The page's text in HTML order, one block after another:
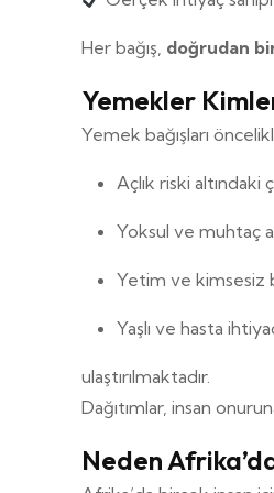
Her bağış, doğrudan
Yemekler
Yemek bağışları
Açlık riski altındaki
Yoksul ve muhtaç
Yetim ve kimsesiz
Yaşlı ve hasta
ulaştırılmaktadır.
Dağıtımlar, insan
Neden